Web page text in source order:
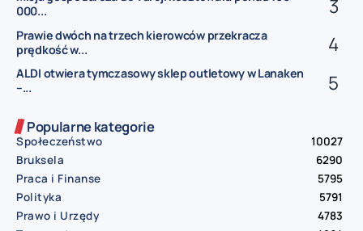
000...
Prawie dwóch na trzech kierowców przekracza
prędkość w...
ALDI otwiera tymczasowy sklep outletowy w Lanaken
–...
Popularne kategorie
Społeczeństwo
10027
Bruksela
6290
Praca i Finanse
5795
Polityka
5791
Prawo i Urzędy
4783